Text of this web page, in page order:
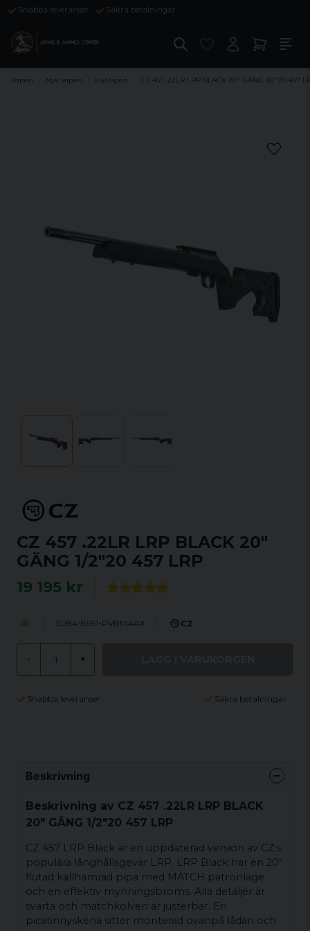
Snabba leveranser Säkra betalningar
Vapen Nya vapen Kulvapen CZ 457 .22LR LRP BLACK 20" GÄNG 1/2"20 457
CZ 457 .22LR LRP BLACK 20"
GÄNG 1/2"20 457 LRP
19 195 kr
5084-8591-PVBMAAX
- +
Snabba leveranser Säkra betalningar
Beskrivning
Beskrivning av CZ 457 .22LR LRP BLACK
20" GÄNG 1/2"20 457 LRP
CZ 457 LRP Black är en uppdaterad version av CZ:s
populära långhållsgevär LRP. LRP Black har en 20"
flutad kallhamrad pipa med MATCH patronläge
och en effektiv mynningsbroms. Alla detaljer är
svarta och matchkolven är justerbar. En
picatinnyskena sitter monterad ovanpå lådan och